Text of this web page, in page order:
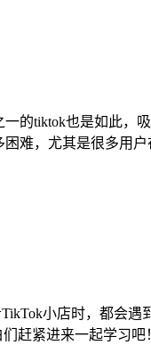
的tiktok也是如此，
难，尤其是很多用
小店时，都会
赶紧进来一起学习